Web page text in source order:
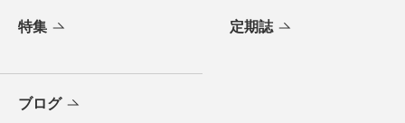
特集 定期誌
ブログ